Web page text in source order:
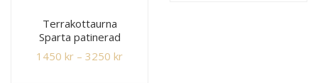
Terrakottaurna
Sparta patinerad
1450 kr – 3250 kr